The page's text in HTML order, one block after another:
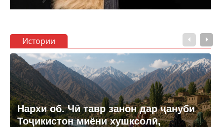
Истории
Нархи об. Чӣ тавр занон дар ҷануби
Тоҷикистон миёни хушксолӣ,